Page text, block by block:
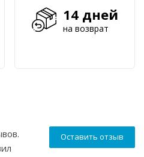
14 дней
на возврат
Оставить отзыв